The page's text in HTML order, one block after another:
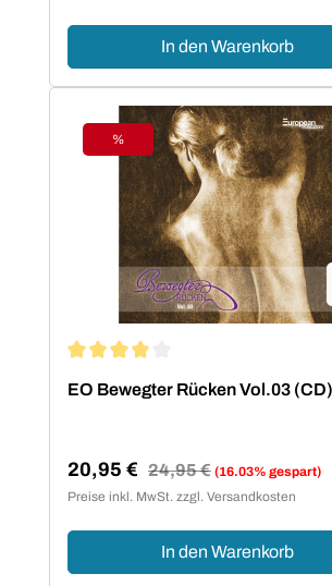
In den Warenkorb
Rabatt
%
EO Bewegter Rücken Vol.03 (CD)
Verkaufspreis:
20,95 € Regulärer Preis:
24,95 € (16.03% gespart)
Preise inkl. MwSt. zzgl. Versandkosten
In den Warenkorb